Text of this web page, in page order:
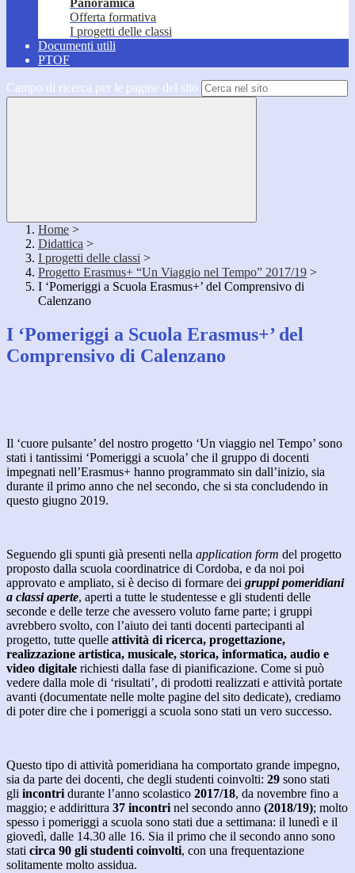
Panoramica
Offerta formativa
I progetti delle classi
Documenti utili
PTOF
Campo di ricerca per le pagine del sito
Home >
Didattica >
I progetti delle classi >
Progetto Erasmus+ “Un Viaggio nel Tempo” 2017/19 >
I ‘Pomeriggi a Scuola Erasmus+’ del Comprensivo di
Calenzano
I ‘Pomeriggi a Scuola Erasmus+’ del
Comprensivo di Calenzano
Il ‘cuore pulsante’ del nostro progetto ‘Un viaggio nel Tempo’ sono
stati i tantissimi ‘Pomeriggi a scuola’ che il gruppo di docenti
impegnati nell’Erasmus+ hanno programmato sin dall’inizio, sia
durante il primo anno che nel secondo, che si sta concludendo in
questo giugno 2019.
Seguendo gli spunti già presenti nella application form del progetto
proposto dalla scuola coordinatrice di Cordoba, e da noi poi
approvato e ampliato, si è deciso di formare dei gruppi pomeridiani
a classi aperte, aperti a tutte le studentesse e gli studenti delle
seconde e delle terze che avessero voluto farne parte; i gruppi
avrebbero svolto, con l’aiuto dei tanti docenti partecipanti al
progetto, tutte quelle attività di ricerca, progettazione,
realizzazione artistica, musicale, storica, informatica, audio e
video digitale richiesti dalla fase di pianificazione. Come si può
vedere dalla mole di ‘risultati’, di prodotti realizzati e attività portate
avanti (documentate nelle molte pagine del sito dedicate), crediamo
di poter dire che i pomeriggi a scuola sono stati un vero successo.
Questo tipo di attività pomeridiana ha comportato grande impegno,
sia da parte dei docenti, che degli studenti coinvolti: 29 sono stati
gli incontri durante l’anno scolastico 2017/18, da novembre fino a
maggio; e addirittura 37 incontri nel secondo anno (2018/19); molto
spesso i pomeriggi a scuola sono stati due a settimana: il lunedì e il
giovedì, dalle 14.30 alle 16. Sia il primo che il secondo anno sono
stati circa 90 gli studenti coinvolti, con una frequentazione
solitamente molto assidua.